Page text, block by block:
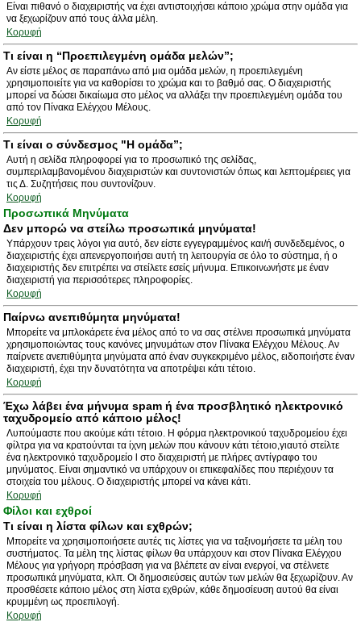
Είναι πιθανό ο διαχειριστής να έχει αντιστοιχήσει κάποιο χρώμα στην ομάδα για
να ξεχωρίζουν από τους άλλα μέλη.
Κορυφή
Τι είναι η “Προεπιλεγμένη ομάδα μελών”;
Αν είστε μέλος σε παραπάνω από μια ομάδα μελών, η προεπιλεγμένη
χρησιμοποιείτε για να καθορίσει το χρώμα και το βαθμό σας. Ο διαχειριστής
μπορεί να δώσει δικαίωμα στο μέλος να αλλάξει την προεπιλεγμένη ομάδα του
από τον Πίνακα Ελέγχου Μέλους.
Κορυφή
Τι είναι ο σύνδεσμος "Η ομάδα”;
Αυτή η σελίδα πληροφορεί για το προσωπικό της σελίδας,
συμπεριλαμβανομένου διαχειριστών και συντονιστών όπως και λεπτομέρειες για
τις Δ. Συζητήσεις που συντονίζουν.
Κορυφή
Προσωπικά Μηνύματα
Δεν μπορώ να στείλω προσωπικά μηνύματα!
Υπάρχουν τρεις λόγοι για αυτό, δεν είστε εγγεγραμμένος και/ή συνδεδεμένος, ο
διαχειριστής έχει απενεργοποιήσει αυτή τη λειτουργία σε όλο το σύστημα, ή ο
διαχειριστής δεν επιτρέπει να στείλετε εσείς μήνυμα. Επικοινωνήστε με έναν
διαχειριστή για περισσότερες πληροφορίες.
Κορυφή
Παίρνω ανεπιθύμητα μηνύματα!
Μπορείτε να μπλοκάρετε ένα μέλος από το να σας στέλνει προσωπικά μηνύματα
χρησιμοποιώντας τους κανόνες μηνυμάτων στον Πίνακα Ελέγχου Μέλους. Αν
παίρνετε ανεπιθύμητα μηνύματα από έναν συγκεκριμένο μέλος, ειδοποιήστε έναν
διαχειριστή, έχει την δυνατότητα να αποτρέψει κάτι τέτοιο.
Κορυφή
Έχω λάβει ένα μήνυμα spam ή ένα προσβλητικό ηλεκτρονικό
ταχυδρομείο από κάποιο μέλος!
Λυπούμαστε που ακούμε κάτι τέτοιο. Η φόρμα ηλεκτρονικού ταχυδρομείου έχει
φίλτρα για να κρατούνται τα ίχνη μελών που κάνουν κάτι τέτοιο,γιαυτό στείλτε
ένα ηλεκτρονικό ταχυδρομείο l στο διαχειριστή με πλήρες αντίγραφο του
μηνύματος. Είναι σημαντικό να υπάρχουν οι επικεφαλίδες που περιέχουν τα
στοιχεία του μέλους. Ο διαχειριστής μπορεί να κάνει κάτι.
Κορυφή
Φίλοι και εχθροί
Τι είναι η λίστα φίλων και εχθρών;
Μπορείτε να χρησιμοποιήσετε αυτές τις λίστες για να ταξινομήσετε τα μέλη του
συστήματος. Τα μέλη της λίστας φίλων θα υπάρχουν και στον Πίνακα Ελέγχου
Μέλους για γρήγορη πρόσβαση για να βλέπετε αν είναι ενεργοί, να στέλνετε
προσωπικά μηνύματα, κλπ. Οι δημοσιεύσεις αυτών των μελών θα ξεχωρίζουν. Αν
προσθέσετε κάποιο μέλος στη λίστα εχθρών, κάθε δημοσίευση αυτού θα είναι
κρυμμένη ως προεπιλογή.
Κορυφή